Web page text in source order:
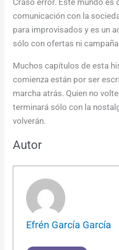
comunicación con la
para improvisados y es un
sólo con ofertas ni
Muchos capítulos de esta
comienza están por ser
marcha atrás. Quien no
terminará sólo con la
volverán.
Autor
Efrén García García